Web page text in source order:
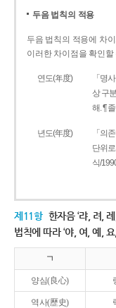
두음 법칙의 적용
두음 법칙의 적용에 차이
이러한 차이점을 확인할
연도(年度)
「명
상 구
해. ¶
년도(年度)
「의
단위
식/
제11항 한자음 ‘랴, 려,
법칙에 따라 ‘야, 여, 예,
ㄱ
양심(良心)
역사(歷史)